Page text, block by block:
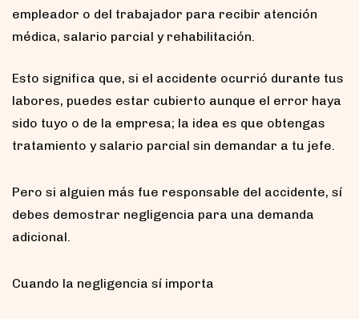
empleador o del trabajador para recibir atención
médica, salario parcial y rehabilitación.
Esto significa que, si el accidente ocurrió durante tus
labores, puedes estar cubierto aunque el error haya
sido tuyo o de la empresa; la idea es que obtengas
tratamiento y salario parcial sin demandar a tu jefe.
Pero si alguien más fue responsable del accidente, sí
debes demostrar negligencia para una demanda
adicional.
Cuando la negligencia sí importa